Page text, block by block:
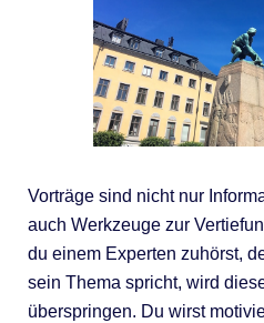
Vorträge sind nicht nur
auch Werkzeuge zur
du einem Experten zuhörst,
sein Thema spricht, wird
überspringen. Du wirst